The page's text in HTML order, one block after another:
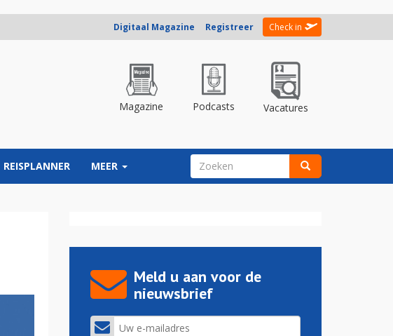
Digitaal Magazine Registreer Check in
Magazine Podcasts Vacatures
REISPLANNER MEER ZOEKVELD
Meld u aan voor de
nieuwsbrief